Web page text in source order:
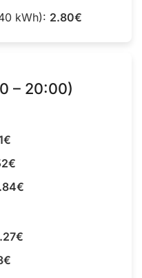
kWh): 2.80€
– 20:00)